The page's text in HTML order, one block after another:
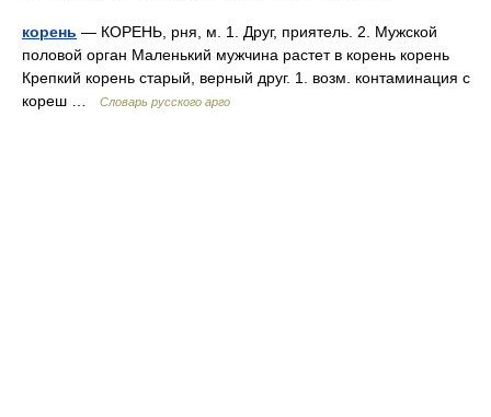
корень — КОРЕНЬ, рня, м. 1. Друг, приятель. 2. Мужской
половой орган Маленький мужчина растет в корень корень
Крепкий корень старый, верный друг. 1. возм. контаминация с
кореш …
Словарь русского арго